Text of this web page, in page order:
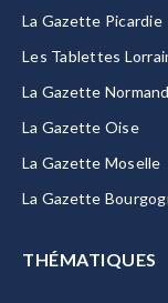
La Gazette Picardie
Les Tablettes
La Gazette
La Gazette Oise
La Gazette Moselle
La Gazette
THÉMATIQUES